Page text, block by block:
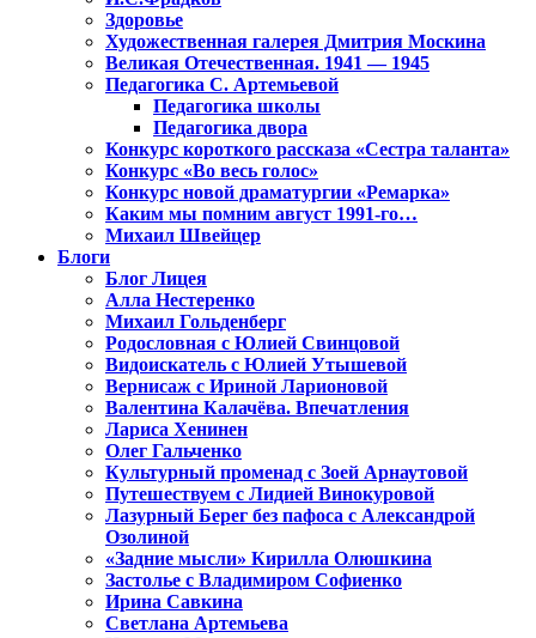
Здоровье
Художественная галерея Дмитрия Москина
Великая Отечественная. 1941 — 1945
Педагогика С. Артемьевой
Педагогика школы
Педагогика двора
Конкурс короткого рассказа «Сестра таланта»
Конкурс «Во весь голос»
Конкурс новой драматургии «Ремарка»
Каким мы помним август 1991-го…
Михаил Швейцер
Блоги
Блог Лицея
Алла Нестеренко
Михаил Гольденберг
Родословная с Юлией Свинцовой
Видоискатель с Юлией Утышевой
Вернисаж с Ириной Ларионовой
Валентина Калачёва. Впечатления
Лариса Хенинен
Олег Гальченко
Культурный променад с Зоей Арнаутовой
Путешествуем с Лидией Винокуровой
Лазурный Берег без пафоса с Александрой
Озолиной
«Задние мысли» Кирилла Олюшкина
Застолье с Владимиром Софиенко
Ирина Савкина
Светлана Артемьева